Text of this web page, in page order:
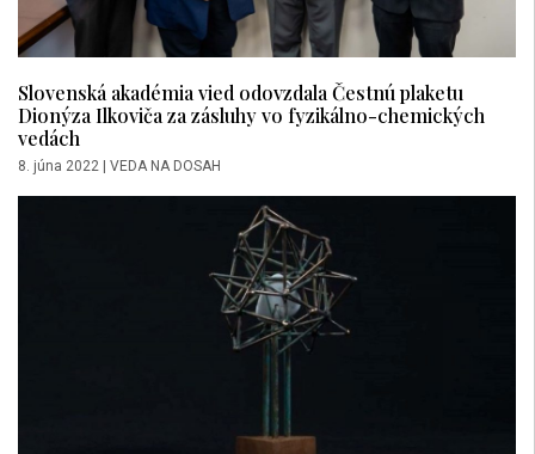
Slovenská akadémia vied odovzdala Čestnú plaketu
Dionýza Ilkoviča za zásluhy vo fyzikálno-chemických
vedách
8. júna 2022 VEDA NA DOSAH